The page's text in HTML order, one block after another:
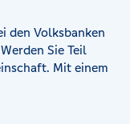
den Volksbanken
Sie Teil
Mit einem